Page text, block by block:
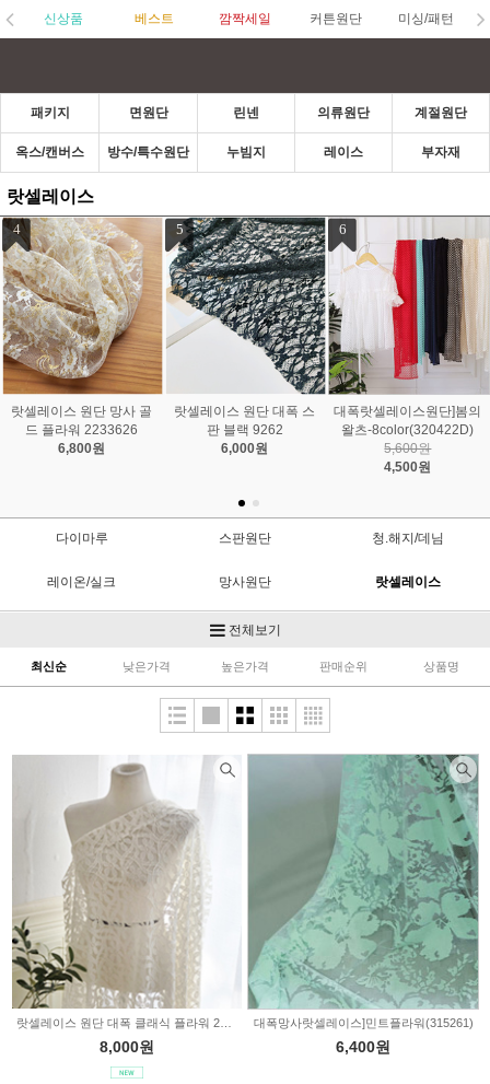
신상품 베스트 깜짝세일 커튼원단 미싱/패턴
패키지 면원단 린넨 의류원단 계절원단
옥스/캔버스 방수/특수원단 누빔지 레이스 부자재
랏셀레이스
1
대폭랏셀스판레이스]꽃구
름-2color(2409)
7,200원
2
랏셀레이스 원단 대폭 스
컬 블랙 2233396
4,000원
3
랏셀레이스 원단 대폭 본
딩 레이스 9290
8,500원
다이마루 스판원단 청.해지/데님
레이온/실크 망사원단 랏셀레이스
안감/다후다
공단원단 저지/분또 무대의상
니트
기능성원단 울/모직/양장지 트위드
레깅스원단 기타의류
패딩(누빔)/본딩
전체보기
최신순 낮은가격 높은가격 판매순위 상품명
8,000원
대폭망사랏셀레이스]민트플라워(315261)
6,400원